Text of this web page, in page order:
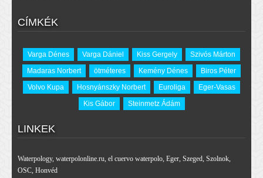
CÍMKÉK
Varga Dénes Varga Dániel Kiss Gergely
Szivós Márton
Madaras Norbert
ötméteres Kemény Dénes
Biros Péter
Volvo Kupa
Hosnyánszky Norbert Euroliga
Eger-Vasas
Kis Gábor
Steinmetz Ádám
LINKEK
Waterpology, waterpolonline.ru, el cuervo waterpolo, Eger, Szeged, Szolnok,
OSC, Honvéd